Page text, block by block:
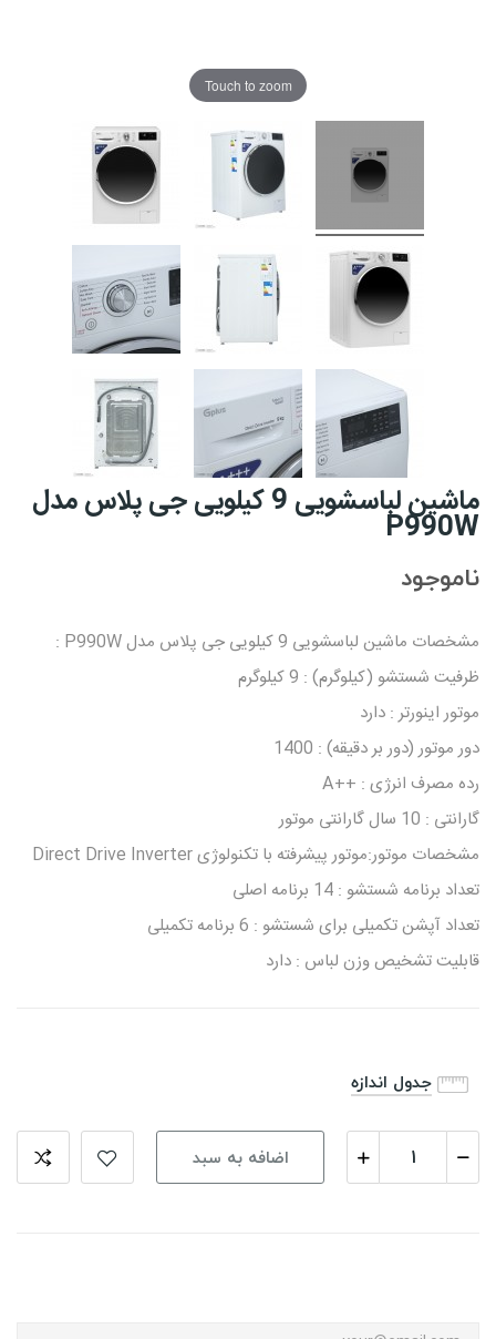
Touch to zoom
ماشین لباسشویی 9 کیلویی جی پلاس مدل
P990W
ناموجود
مشخصات ماشین لباسشویی 9 کیلویی جی‌ پلاس مدل P990W :
ظرفیت شستشو (کیلوگرم) : 9 کیلوگرم
موتور اینورتر : دارد
دور موتور (دور بر دقیقه) : 1400
رده مصرف انرژی : ++A
گارانتی : 10 سال گارانتی موتور
مشخصات موتور:موتور پیشرفته با تکنولوژی Direct Drive Inverter
تعداد برنامه شستشو : 14 برنامه اصلی
تعداد آپشن تکمیلی برای شستشو : 6 برنامه تکمیلی
قابلیت تشخیص وزن لباس : دارد
جدول اندازه
اضافه به سبد